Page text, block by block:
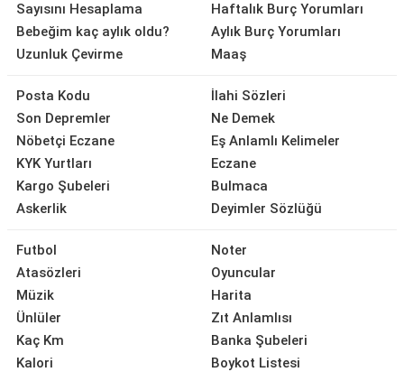
Sayısını Hesaplama
Bebeğim kaç aylık oldu?
Uzunluk Çevirme
Haftalık Burç Yorumları
Aylık Burç Yorumları
Maaş
Posta Kodu
Son Depremler
Nöbetçi Eczane
KYK Yurtları
Kargo Şubeleri
Askerlik
İlahi Sözleri
Ne Demek
Eş Anlamlı Kelimeler
Eczane
Bulmaca
Deyimler Sözlüğü
Futbol
Atasözleri
Müzik
Ünlüler
Kaç Km
Kalori
Noter
Oyuncular
Harita
Zıt Anlamlısı
Banka Şubeleri
Boykot Listesi